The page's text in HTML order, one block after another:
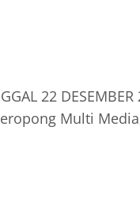
22 DESEMBER
Multi